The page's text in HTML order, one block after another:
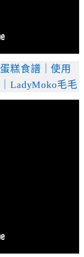
糕食譜｜使用
LadyMoko毛毛